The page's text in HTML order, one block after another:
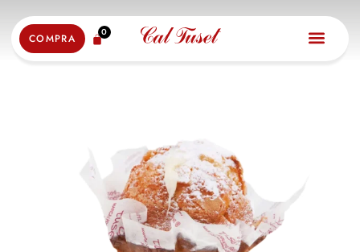
0
COMPRA